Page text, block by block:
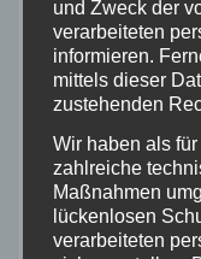
von Bernd
und Expertise
BEBA Oldie-
und für die
Erlebnis wird.
Diese
und Zweck der
verarbeiteten
informieren.
mittels dieser
zustehenden
Wir haben als
zahlreiche
Maßnahmen
lückenlosen
verarbeiteten